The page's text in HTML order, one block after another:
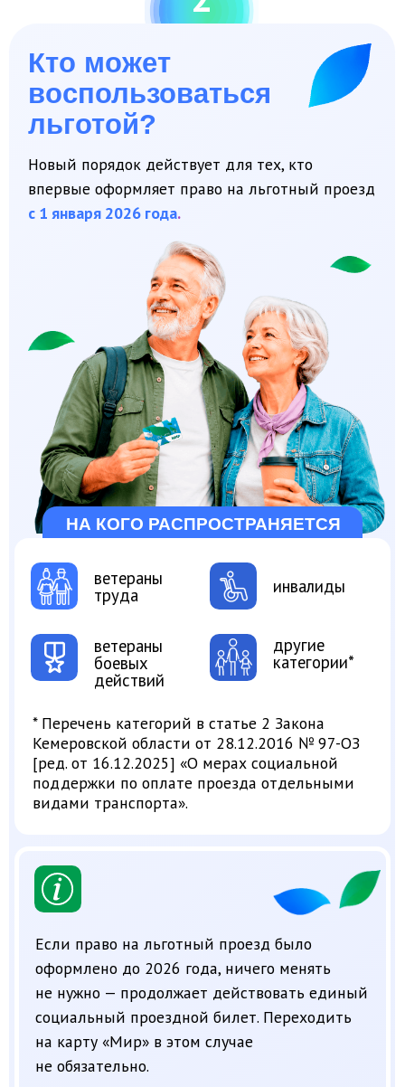
Новый порядок действует для тех, кто
впервые оформляет право на льготный проезд
с 1 января 2026 года
Если право на льготный проезд было
оформлено до 2026 года, ничего менять
на карту «Мир» в этом случае
не обязательно.
При желании держатели единых
социальных проездных билетов могут
перейти на новую систему в любое время —
достаточно обратиться в МФЦ или органы
социальной защиты населения Кемеровской
области — Кузбасса. Специалисты
НА КОГО РАСПРОСТРАНЯЕТСЯ
НОВАЯ СИСТЕМА?
ветераны
труда
ветераны
боевых
действий
инвалиды
другие
категории*
* Перечень категорий в статье 2 Закона
Кемеровской области от 28.12.2016 № 97-ОЗ
[ред. от 16.12.2025] «О мерах социальной
видами транспорта».